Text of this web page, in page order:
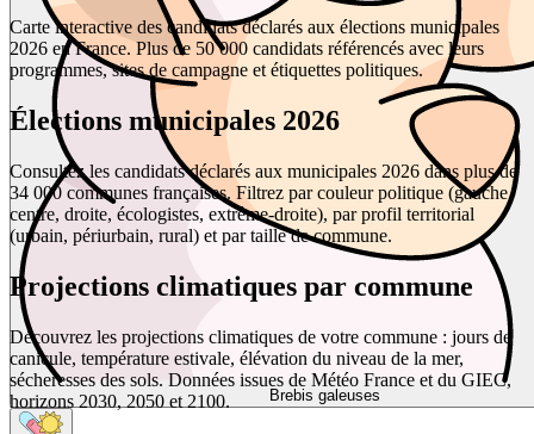
Brebis galeuses
Carte interactive des candidats déclarés aux élections municipales
2026 en France. Plus de 50 000 candidats référencés avec leurs
programmes, sites de campagne et étiquettes politiques.
Élections municipales 2026
Consultez les candidats déclarés aux municipales 2026 dans plus de
34 000 communes françaises. Filtrez par couleur politique (gauche,
centre, droite, écologistes, extrême-droite), par profil territorial
(urbain, périurbain, rural) et par taille de commune.
Projections climatiques par commune
Découvrez les projections climatiques de votre commune : jours de
canicule, température estivale, élévation du niveau de la mer,
sécheresses des sols. Données issues de Météo France et du GIEC,
horizons 2030, 2050 et 2100.